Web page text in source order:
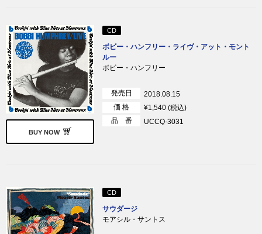
BUY NOW
CD
ボビー・ハンフリー・ライヴ・アット・モント
ルー
ボビー・ハンフリー
発売日
2018.08.15
価 格
¥1,540 (税込)
品 番
UCCQ-3031
CD
サウダージ
モアシル・サントス